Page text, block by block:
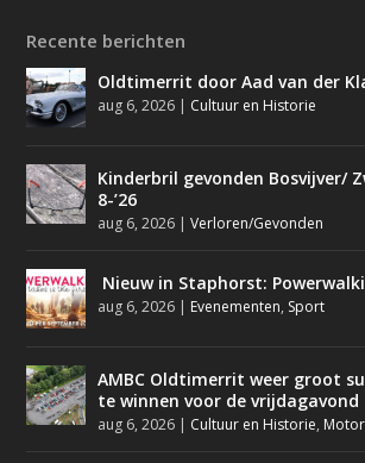
Recente berichten
Oldtimerrit door Aad van der
aug 6, 2026 Cultuur en Historie
Kinderbril gevonden Bosvijver/
8-’26
aug 6, 2026 |Verloren/Gevonden
Nieuw in Staphorst:
aug 6, 2026 Evenementen, Sport
AMBC Oldtimerrit weer groot
te winnen voor de vrijdagavond
aug 6, 2026 Cultuur en Historie,